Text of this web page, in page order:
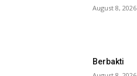
August 8, 2026
Berbakti